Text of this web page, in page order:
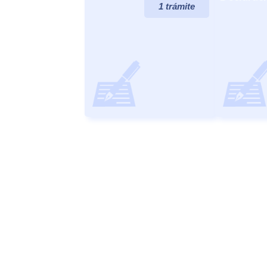
1 trámite